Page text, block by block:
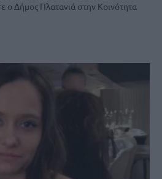
ο Δήμος Πλατανιά στην Κοινότητα